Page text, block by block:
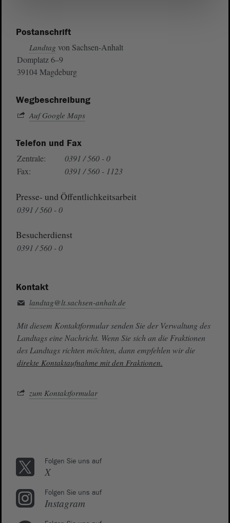
Postanschrift
Landtag von Sachsen-Anhalt
Domplatz 6–9
39104 Magdeburg
Wegbeschreibung
Auf Google Maps
Telefon und Fax
Zentrale:
0391 / 560 - 0
Fax:
0391 / 560 - 1123
Presse- und Öffentlichkeitsarbeit
0391 / 560 - 0
Besucherdienst
0391 / 560 - 0
Kontakt
landtag@lt.sachsen-anhalt.de
Mit diesem Kontaktformular senden Sie der Verwaltung des
Landtags eine Nachricht. Wenn Sie sich an die Fraktionen
des Landtags richten möchten, dann empfehlen wir die
direkte Kontaktaufnahme mit den Fraktionen.
zum Kontaktformular
Folgen Sie uns auf
X
Folgen Sie uns auf
Instagram